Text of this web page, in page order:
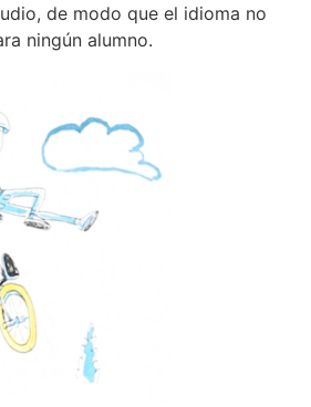
de modo que el idioma no
ningún alumno.